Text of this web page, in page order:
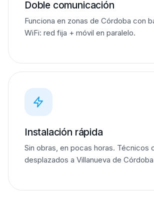
Doble comunicación
Funciona en zonas de Córdoba con
WiFi: red fija + móvil en paralelo.
Instalación rápida
Sin obras, en pocas horas. Técnicos
desplazados a Villanueva de